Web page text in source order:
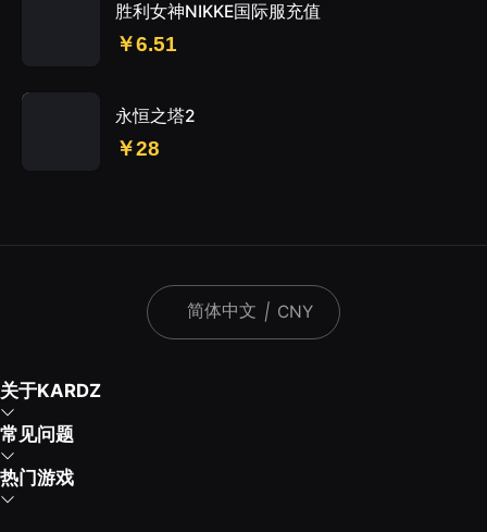
胜利女神NIKKE国际服充值
￥6.51
永恒之塔2
￥28
简体中文 | CNY
关于KARDZ
常见问题
热门游戏